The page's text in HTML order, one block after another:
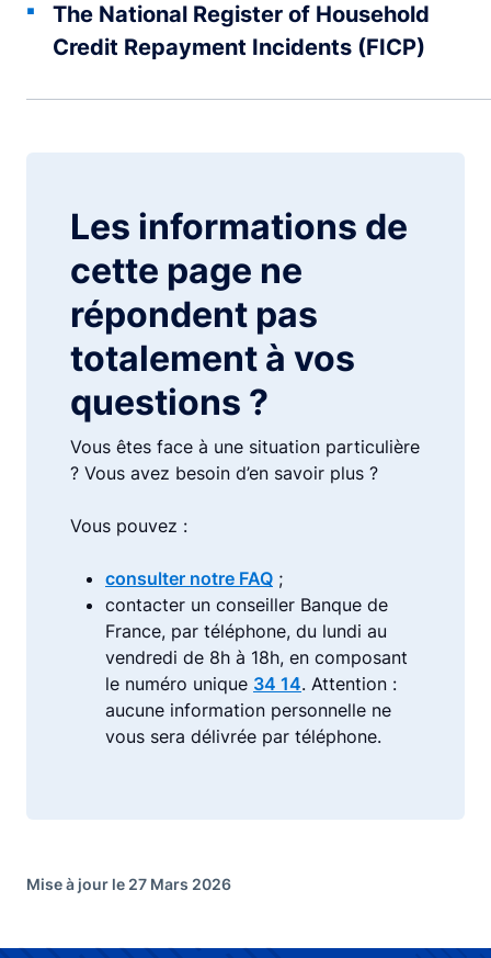
The National Register of Household
Credit Repayment Incidents (FICP)
Les informations de
cette page ne
répondent pas
totalement à vos
questions ?
Vous êtes face à une situation particulière
? Vous avez besoin d’en savoir plus ?
Vous pouvez :
consulter notre FAQ ;
contacter un conseiller Banque de
France, par téléphone, du lundi au
vendredi de 8h à 18h, en composant
le numéro unique 34 14. Attention :
aucune information personnelle ne
vous sera délivrée par téléphone.
Mise à jour le 27 Mars 2026